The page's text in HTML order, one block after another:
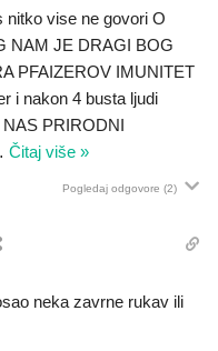
nitko vise ne govori O
NAM JE DRAGI BOG
PFAIZEROV IMUNITET
i nakon 4 busta ljudi
NAS PRIRODNI
Čitaj više »
Pogledaj odgovore (2)
neka zavrne rukav ili